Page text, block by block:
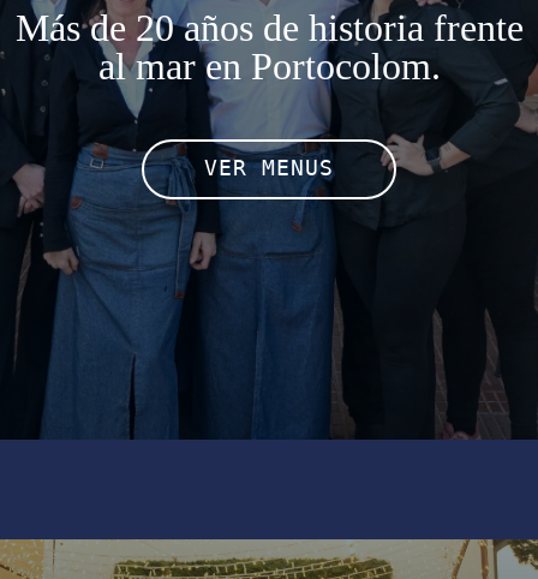
Más de 20 años de historia frente
al mar en Portocolom.
VER MENUS